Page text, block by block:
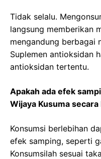
Tidak selalu.
langsung memberikan
mengandung berbagai
Suplemen antioksidan
antioksidan tertentu.
Apakah ada efek
Wijaya Kusuma
Konsumsi berlebihan
efek samping, seperti
Konsumsilah sesuai